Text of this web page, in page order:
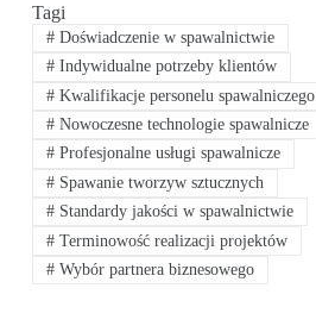
Tagi
#Doświadczenie w spawalnictwie
#Indywidualne potrzeby klientów
#Kwalifikacje personelu spawalniczego
#Nowoczesne technologie spawalnicze
#Profesjonalne usługi spawalnicze
#Spawanie tworzyw sztucznych
#Standardy jakości w spawalnictwie
#Terminowość realizacji projektów
#Wybór partnera biznesowego